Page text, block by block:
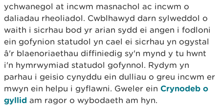
ychwanegol at incwm masnachol ac incwm o
daliadau rheoliadol. Cwblhawyd darn sylweddol o
waith i sicrhau bod yr arian sydd ei angen i fodloni
ein gofynion statudol yn cael ei sicrhau yn ogystal
â'r blaenoriaethau diffiniedig sy'n mynd y tu hwnt
i'n hymrwymiad statudol gofynnol. Rydym yn
parhau i geisio cynyddu ein dulliau o greu incwm er
mwyn ein helpu i gyflawni. Gweler ein Crynodeb o
gyllid am ragor o wybodaeth am hyn.